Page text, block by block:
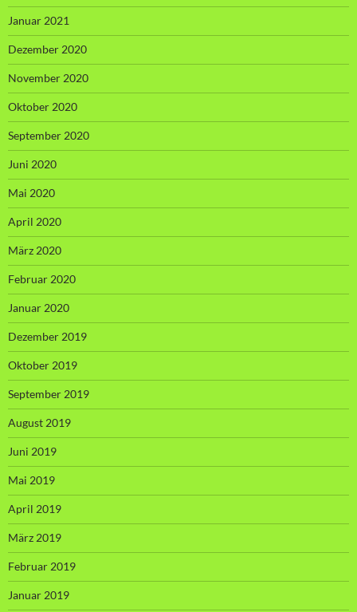
Januar 2021
Dezember 2020
November 2020
Oktober 2020
September 2020
Juni 2020
Mai 2020
April 2020
März 2020
Februar 2020
Januar 2020
Dezember 2019
Oktober 2019
September 2019
August 2019
Juni 2019
Mai 2019
April 2019
März 2019
Februar 2019
Januar 2019